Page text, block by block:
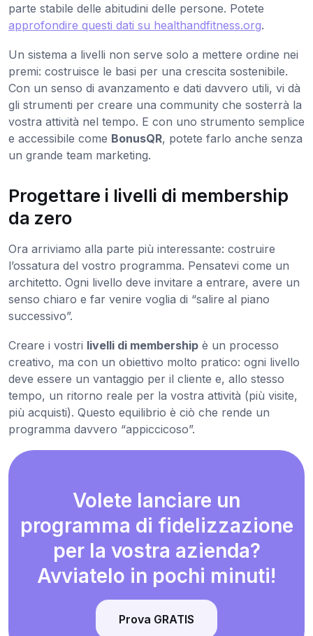
parte stabile delle abitudini delle persone. Potete
approfondire questi dati su healthandfitness.org.
Un sistema a livelli non serve solo a mettere ordine nei
premi: costruisce le basi per una crescita sostenibile.
Con un senso di avanzamento e dati davvero utili, vi dà
gli strumenti per creare una community che sosterrà la
vostra attività nel tempo. E con uno strumento semplice
e accessibile come BonusQR, potete farlo anche senza
un grande team marketing.
Progettare i livelli di membership
da zero
Ora arriviamo alla parte più interessante: costruire
l’ossatura del vostro programma. Pensatevi come un
architetto. Ogni livello deve invitare a entrare, avere un
senso chiaro e far venire voglia di “salire al piano
successivo”.
Creare i vostri livelli di membership è un processo
creativo, ma con un obiettivo molto pratico: ogni livello
deve essere un vantaggio per il cliente e, allo stesso
tempo, un ritorno reale per la vostra attività (più visite,
più acquisti). Questo equilibrio è ciò che rende un
programma davvero “appiccicoso”.
Volete lanciare un
programma di fidelizzazione
per la vostra azienda?
Avviatelo in pochi minuti!
Prova GRATIS